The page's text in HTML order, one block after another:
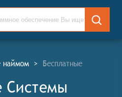
наймом > Бесплатные
Системы